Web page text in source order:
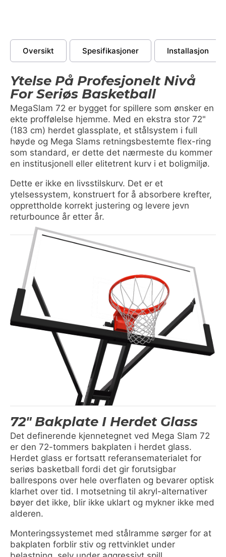
Oversikt Spesifikasjoner Installasjon
Ytelse På Profesjonelt Nivå
For Seriøs Basketball
MegaSlam 72 er bygget for spillere som ønsker en
ekte proffølelse hjemme. Med en ekstra stor 72"
(183 cm) herdet glassplate, et stålsystem i full
høyde og Mega Slams retningsbestemte flex-ring
som standard, er dette det nærmeste du kommer
en institusjonell eller elitetrent kurv i et boligmiljø.
Dette er ikke en livsstilskurv. Det er et
ytelsessystem, konstruert for å absorbere krefter,
opprettholde korrekt justering og levere jevn
returbounce år etter år.
72" Bakplate I Herdet Glass
Det definerende kjennetegnet ved Mega Slam 72
er den 72-tommers bakplaten i herdet glass.
Herdet glass er fortsatt referansematerialet for
seriøs basketball fordi det gir forutsigbar
ballrespons over hele overflaten og bevarer optisk
klarhet over tid. I motsetning til akryl-alternativer
bøyer det ikke, blir ikke uklart og mykner ikke med
alderen.
Monteringssystemet med stålramme sørger for at
bakplaten forblir stiv og rettvinklet under